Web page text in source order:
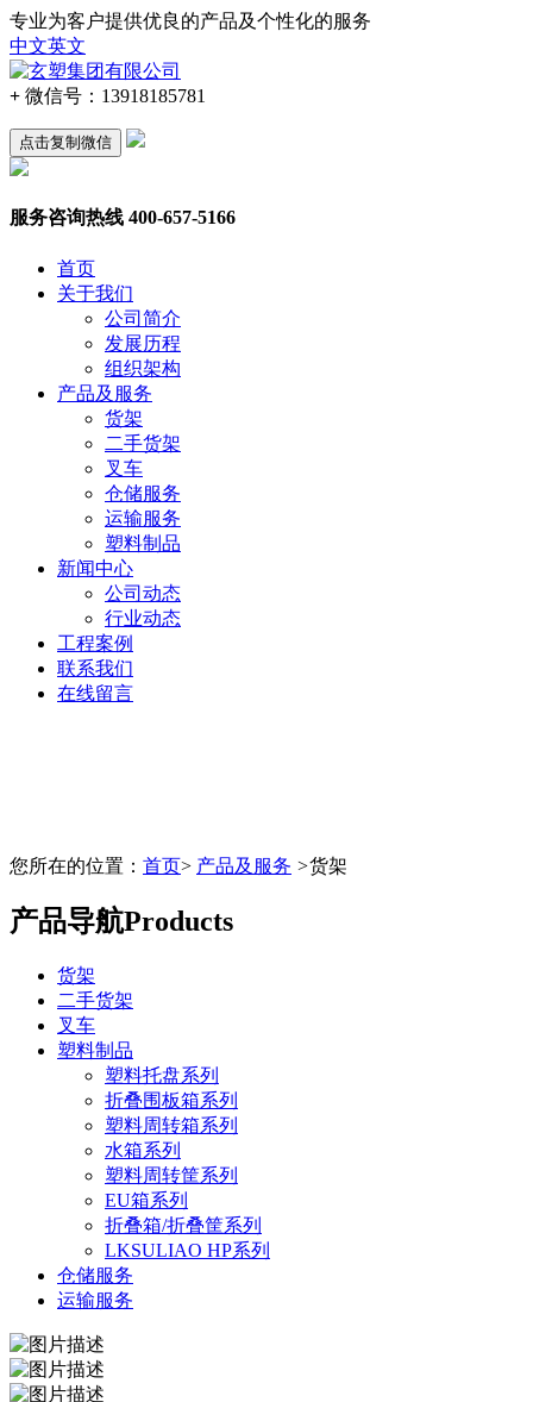
专业为客户提供优良的产品及个性化的服务
中文英文
+ 微信号： 13918185781
点击复制微信
服务咨询热线 400-657-5166
首页
关于我们
公司简介
发展历程
组织架构
产品及服务
货架
二手货架
叉车
仓储服务
运输服务
塑料制品
新闻中心
公司动态
行业动态
工程案例
联系我们
在线留言
您所在的位置： 首页> 产品及服务 >货架
产品导航Products
货架
二手货架
叉车
塑料制品
塑料托盘系列
折叠围板箱系列
塑料周转箱系列
水箱系列
塑料周转筐系列
EU箱系列
折叠箱/折叠筐系列
LKSULIAO HP系列
仓储服务
运输服务